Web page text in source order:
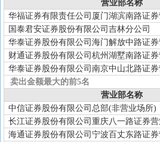
营业部名称
华福证券有限责任公司厦门湖滨南路证
国泰君安证券股份有限公司吉林分公司
华泰证券股份有限公司海门解放中路证
财通证券股份有限公司杭州湖墅南路证
华泰证券股份有限公司南京中山北路证
卖出金额最大的前5名
营业部名称
中信证券股份有限公司总部(非营业场所)
长江证券股份有限公司重庆八一路证券营
海通证券股份有限公司宁波百丈东路证